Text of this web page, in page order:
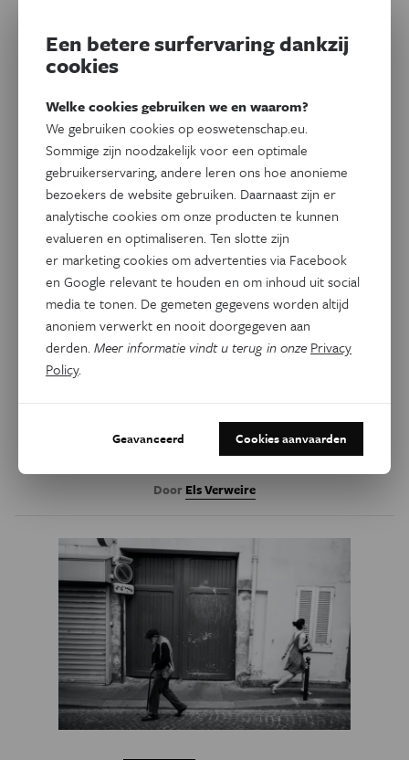
Gezondheid
Parkinsonpatiënten missen
kennis over strategieën om
beter te stappen
Patiënten met de ziekte van Parkinson hebben vaak last
van hinderlijke loopstoornissen. Sommigen schuifelen,
Compensatiestrategieën die daarbij kunnen helpen, zijn
hen vaak onbekend.
Door Els Verweire
Een betere surfervaring dankzij
cookies
Welke cookies gebruiken we en waarom?
We gebruiken cookies op eoswetenschap.eu.
Sommige zijn noodzakelijk voor een optimale
gebruikerservaring, andere leren ons hoe anonieme
bezoekers de website gebruiken. Daarnaast zijn er
analytische cookies om onze producten te kunnen
evalueren en optimaliseren. Ten slotte zijn
er marketing cookies om advertenties via Facebook
en Google relevant te houden en om inhoud uit social
media te tonen. De gemeten gegevens worden altijd
anoniem verwerkt en nooit doorgegeven aan
derden.Meer informatie vindt u terug in onze Privacy
Policy.
Geavanceerd Cookies aanvaarden